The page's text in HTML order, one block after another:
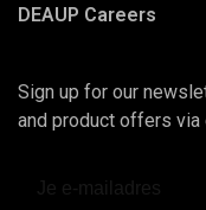
DEAUP Careers
Sign up for our
and product offers via